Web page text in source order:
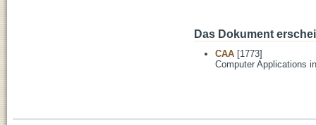
Das Dokument
CAA [1773]
Computer Applications